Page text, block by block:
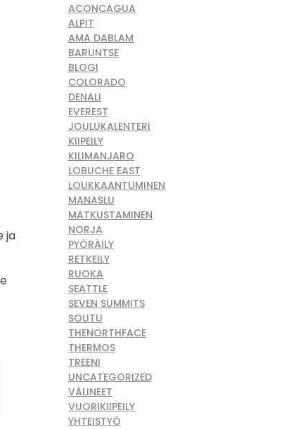
ja
ACONCAGUA
ALPIT
AMA DABLAM
BARUNTSE
BLOGI
COLORADO
DENALI
EVEREST
JOULUKALENTERI
KIIPEILY
KILIMANJARO
LOBUCHE EAST
LOUKKAANTUMINEN
MANASLU
MATKUSTAMINEN
NORJA
PYÖRÄILY
RETKEILY
RUOKA
SEATTLE
SEVEN SUMMITS
SOUTU
THENORTHFACE
THERMOS
TREENI
UNCATEGORIZED
VÄLINEET
VUORIKIIPEILY
YHTEISTYÖ